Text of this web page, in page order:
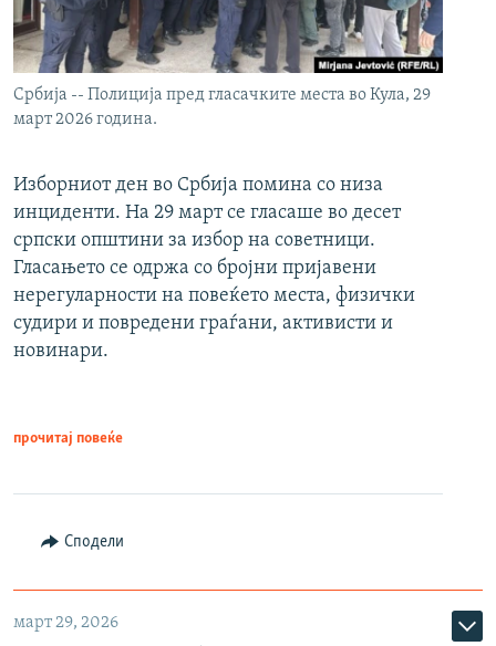
Србија -- Полиција пред гласачките места во Кула, 29
март 2026 година.
Изборниот ден во Србија помина со низа
инциденти. На 29 март се гласаше во десет
српски општини за избор на советници.
Гласањето се одржа со бројни пријавени
нерегуларности на повеќето места, физички
судири и повредени граѓани, активисти и
новинари.
прочитај повеќе
Сподели
март 29, 2026